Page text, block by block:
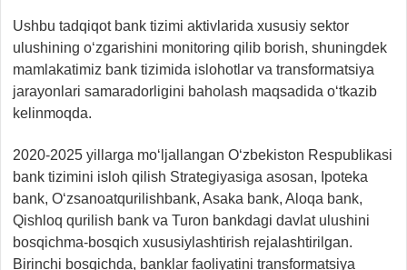
Ushbu tadqiqot bank tizimi aktivlarida xususiy sektor
ulushining o‘zgarishini monitoring qilib borish, shuningdek
mamlakatimiz bank tizimida islohotlar va transformatsiya
jarayonlari samaradorligini baholash maqsadida o‘tkazib
kelinmoqda.
2020-2025 yillarga mo‘ljallangan O‘zbekiston Respublikasi
bank tizimini isloh qilish Strategiyasiga asosan, Ipoteka
bank, O‘zsanoatqurilishbank, Asaka bank, Aloqa bank,
Qishloq qurilish bank va Turon bankdagi davlat ulushini
bosqichma-bosqich xususiylashtirish rejalashtirilgan.
Birinchi bosqichda, banklar faoliyatini transformatsiya